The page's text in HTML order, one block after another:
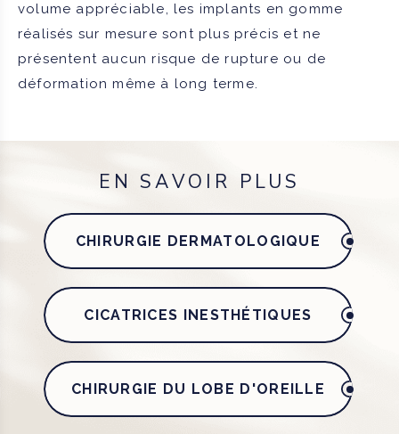
volume appréciable, les implants en gomme
réalisés sur mesure sont plus précis et ne
présentent aucun risque de rupture ou de
déformation même à long terme.
EN SAVOIR PLUS
CHIRURGIE DERMATOLOGIQUE
CICATRICES INESTHÉTIQUES
CHIRURGIE DU LOBE D'OREILLE